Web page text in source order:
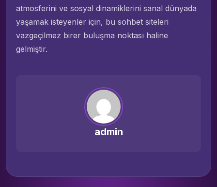
atmosferini ve sosyal dinamiklerini sanal dünyada
yaşamak isteyenler için, bu sohbet siteleri
vazgeçilmez birer buluşma noktası haline
gelmiştir.
admin